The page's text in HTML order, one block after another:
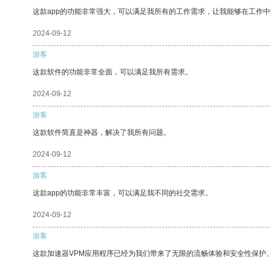
这款app的功能非常强大，可以满足我所有的工作需求，让我能够在工作中
2024-09-12
游客
这款软件的功能非常全面，可以满足我所有需求。
2024-09-12
游客
这款软件简直是神器，解决了我所有问题。
2024-09-12
游客
这款app的功能非常丰富，可以满足我不同的社交需求。
2024-09-12
游客
这款加速器VPM应用程序已经为我们带来了无限的流畅体验和安全性保护。